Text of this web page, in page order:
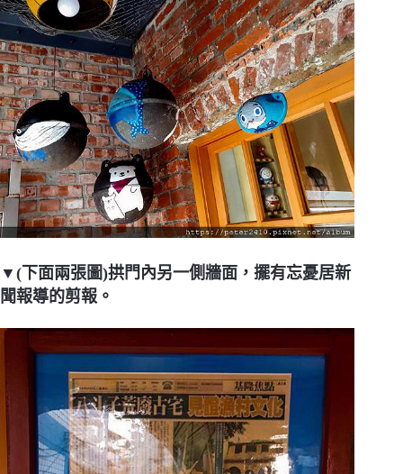
▼(下面兩張圖)拱門內另一側牆面，擺有忘憂居新
聞報導的剪報。